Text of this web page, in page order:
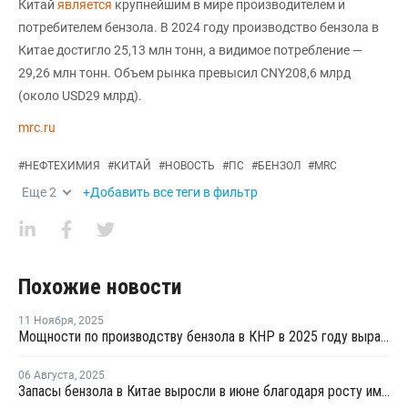
Китай является крупнейшим в мире производителем и
потребителем бензола. В 2024 году производство бензола в
Китае достигло 25,13 млн тонн, а видимое потребление —
29,26 млн тонн. Объем рынка превысил CNY208,6 млрд
(около USD29 млрд).
mrc.ru
#НЕФТЕХИМИЯ #КИТАЙ #НОВОСТЬ #ПС #БЕНЗОЛ #MRC
Еще2 +Добавить все теги в фильтр
Похожие новости
11 Ноября, 2025
Мощности по производству бензола в КНР в 2025 году вырастут до 27,7 млн тонн
06 Августа, 2025
Запасы бензола в Китае выросли в июне благодаря росту импорта и внутреннего производства